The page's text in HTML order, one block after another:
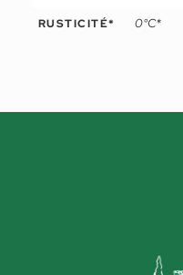
RUSTICITÉ* 0°C*